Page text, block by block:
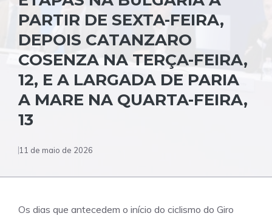
PARTIR DE SEXTA-FEIRA,
DEPOIS CATANZARO
COSENZA NA TERÇA-FEIRA,
12, E A LARGADA DE PARIA
A MARE NA QUARTA-FEIRA,
13
11 de maio de 2026
Os dias que antecedem o início do ciclismo do Giro